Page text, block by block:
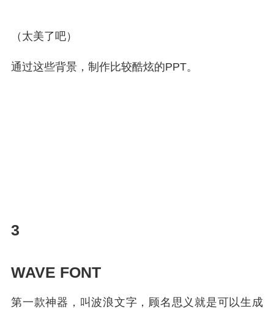
（太美了吧）
通过这些背景，制作比较酷炫的PPT。
3
WAVE FONT
第一款神器，叫波浪文字，顾名思义就是可以生成